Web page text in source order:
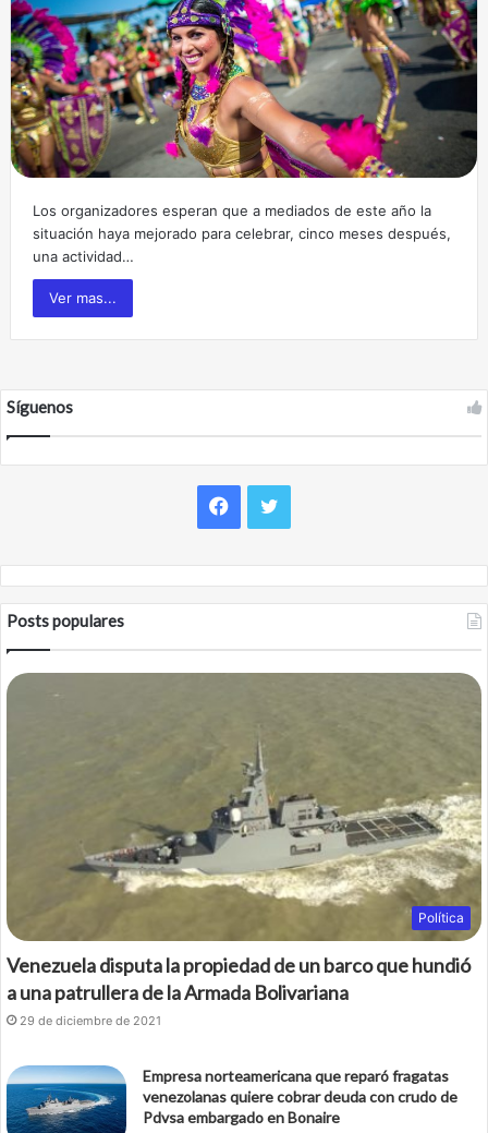
Los organizadores esperan que a mediados de este año la
situación haya mejorado para celebrar, cinco meses después,
una actividad…
Ver mas...
Síguenos
k
Posts populares
Política
Venezuela disputa la propiedad de un barco que hundió
a una patrullera de la Armada Bolivariana
29 de diciembre de 2021
Empresa norteamericana que reparó fragatas
venezolanas quiere cobrar deuda con crudo de
Pdvsa embargado en Bonaire